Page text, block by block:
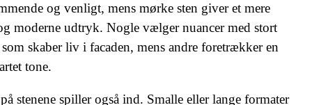
og venligt, mens mørke sten giver et mere
moderne udtryk. Nogle vælger nuancer med stort
skaber liv i facaden, mens andre foretrækker en
tone.
stenene spiller også ind. Smalle eller lange formater